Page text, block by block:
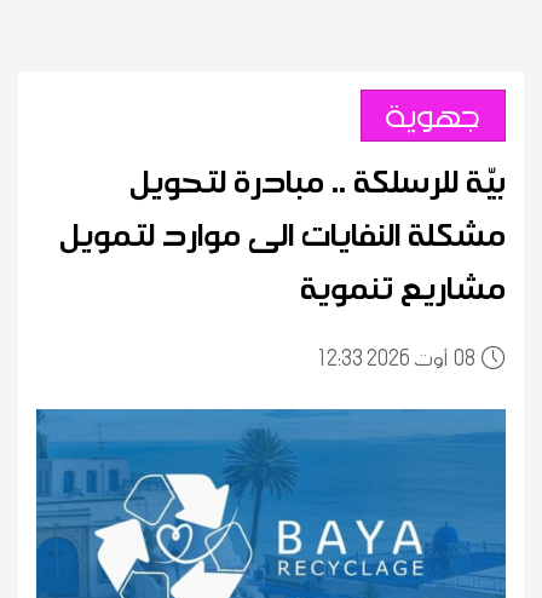
جهوية
بيّة للرسلكة .. مبادرة لتحويل
مشكلة النفايات الى موارد لتمويل
مشاريع تنموية
0812:33 2026 أوت